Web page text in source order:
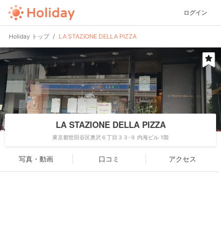
ログイン
Holiday トップ LA STAZIONE DELLA PIZZA
LA STAZIONE DELLA PIZZA
東京都世田谷区奥沢６丁目３３-９ 内海ビル 1階
写真・動画 口コミ アクセス